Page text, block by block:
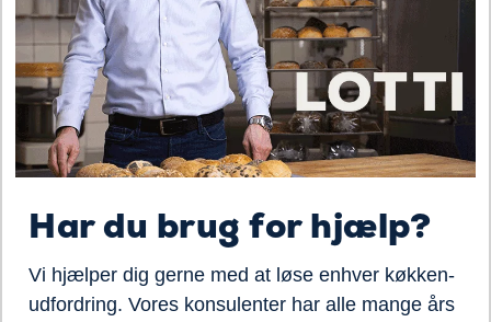
Har du brug for hjælp?
Vi hjælper dig gerne med at løse enhver køkken-
udfordring. Vores konsulenter har alle mange års